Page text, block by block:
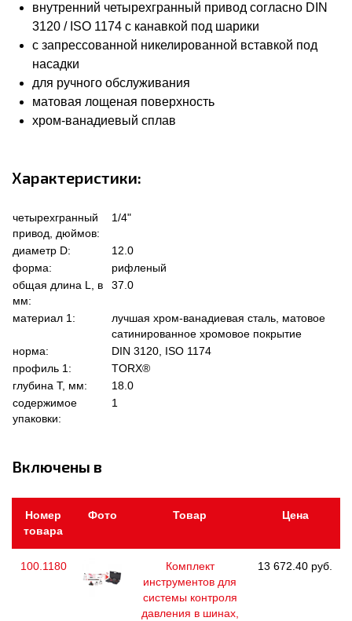
внутренний четырехгранный привод согласно DIN
3120 / ISO 1174 с канавкой под шарики
с запрессованной никелированной вставкой под
насадки
для ручного обслуживания
матовая лощеная поверхность
хром-ванадиевый сплав
Характеристики:
четырехгранный
привод, дюймов:
1/4"
диаметр D:
12.0
форма:
рифленый
общая длина L, в
мм:
37.0
материал 1:
лучшая хром-ванадиевая сталь, матовое
сатинированное хромовое покрытие
норма:
DIN 3120, ISO 1174
профиль 1:
TORX®
глубина Т, мм:
18.0
содержимое
упаковки:
1
Включены в
Номер
товара
Фото Товар Цена
100.1180
Комплект
инструментов для
системы контроля
давления в шинах,
13 672.40 руб.